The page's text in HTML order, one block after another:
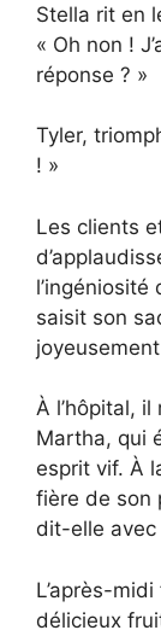
Stella rit en
« Oh non !
réponse ? »
Tyler,
! »
Les clients
saisit son
À l’hôpital,
Martha, qui
esprit vif. À
fière de son
dit-elle avec
L’après-
délicieux